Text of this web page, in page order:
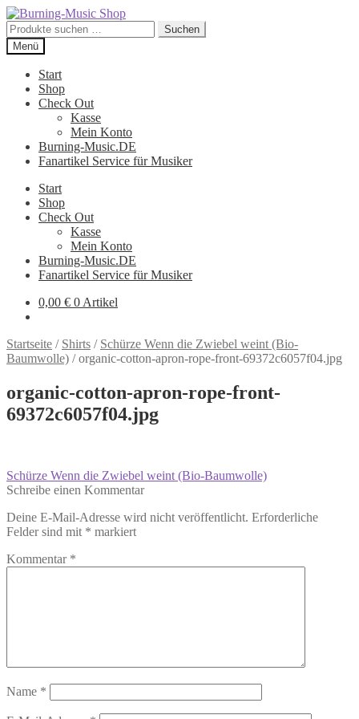
Zur
Navigation
springen
Zum
Inhalt
springen
Suche
nach:
Suchen
Menü
Start
Shop
Check Out
Kasse
Mein Konto
Burning-Music.DE
Fanartikel Service für Musiker
Start
Shop
Check Out
Kasse
Mein Konto
Burning-Music.DE
Fanartikel Service für Musiker
0,00 € 0 Artikel
Startseite / Shirts / Schürze Wenn die Zwiebel weint (Bio-
Baumwolle) /organic-cotton-apron-rope-front-69372c6057f04.jpg
organic-cotton-apron-rope-front-
69372c6057f04.jpg
Beitragsnavigation
Vorheriger
Beitrag:
Schürze Wenn die Zwiebel weint (Bio-Baumwolle)
Schreibe einen Kommentar
Deine E-Mail-Adresse wird nicht veröffentlicht. Erforderliche
Felder sind mit * markiert
Kommentar *
Name *